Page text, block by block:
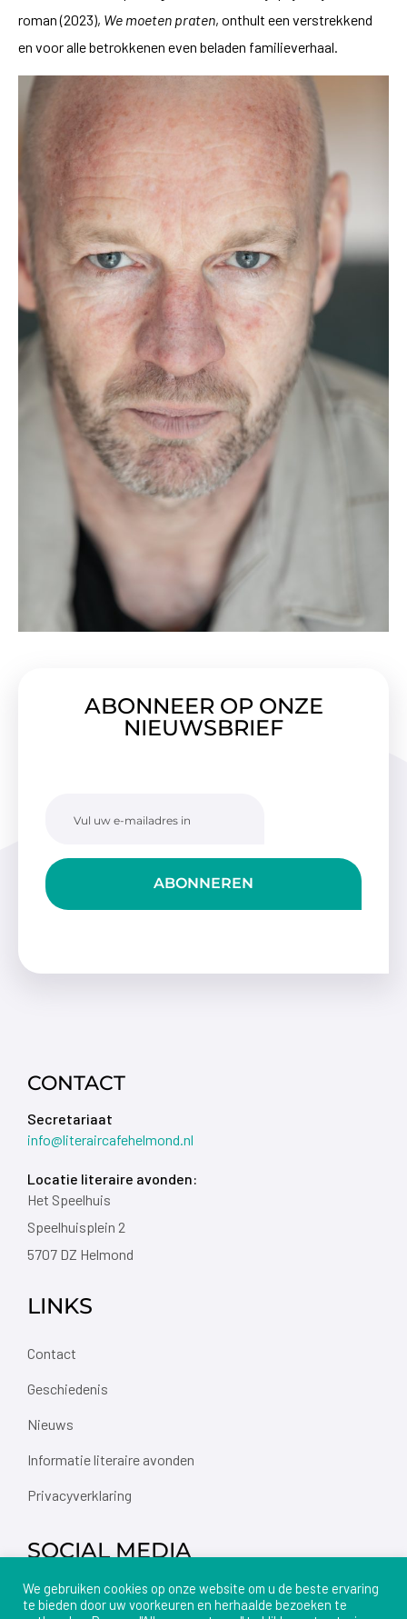
roman (2023), We moeten praten, onthult een verstrekkend
en voor alle betrokkenen even beladen familieverhaal.
ABONNEER OP ONZE
NIEUWSBRIEF
ABONNEREN
CONTACT
Secretariaat
info@literaircafehelmond.nl
Locatie literaire avonden:
Het Speelhuis
Speelhuisplein 2
5707 DZ Helmond
LINKS
Contact
Geschiedenis
Nieuws
Informatie literaire avonden
Privacyverklaring
SOCIAL MEDIA
We gebruiken cookies op onze website om u de beste ervaring
te bieden door uw voorkeuren en herhaalde bezoeken te